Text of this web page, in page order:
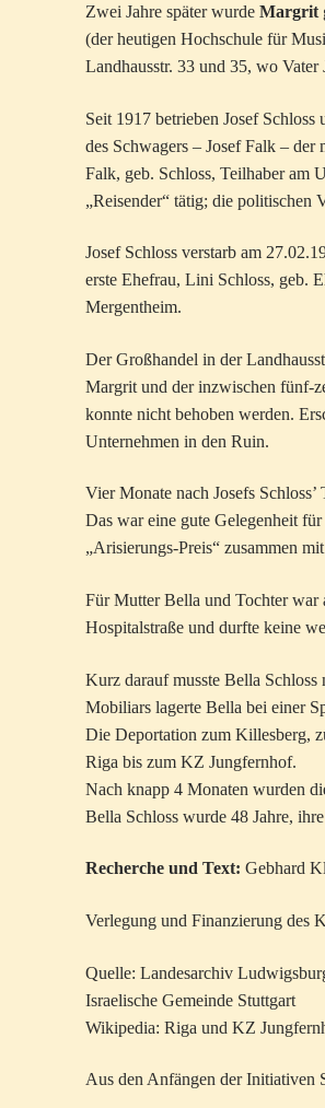
Zwei Jahre später wurde Margrit
(der heutigen Hochschule für
Landhausstr. 33 und 35, wo Vater
Seit 1917 betrieben Josef
des Schwagers – Josef Falk –
Falk, geb. Schloss, Teilhaber am
„Reisender“ tätig; die politischen
Josef Schloss verstarb am
erste Ehefrau, Lini Schloss, geb.
Mergentheim.
Der Großhandel in der
Margrit und der inzwischen fünf-
konnte nicht behoben werden.
Unternehmen in den Ruin.
Vier Monate nach Josefs
Das war eine gute Gelegenheit
„Arisierungs-Preis“ zusammen
Für Mutter Bella und Tochter war
Hospitalstraße und durfte keine
Kurz darauf musste Bella
Mobiliars lagerte Bella bei einer
Die Deportation zum Killesberg,
Riga bis zum KZ Jungfernhof.
Nach knapp 4 Monaten wurden
Bella Schloss wurde 48 Jahre,
Recherche und Text: Gebhard
Verlegung und Finanzierung des
Quelle: Landesarchiv
Israelische Gemeinde Stuttgart
Wikipedia: Riga und KZ
Aus den Anfängen der Initiativen